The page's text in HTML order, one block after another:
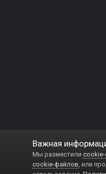
Важная
Мы разместили
cookie-файлов, или